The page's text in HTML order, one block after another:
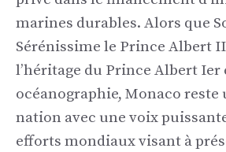
marines durables. Alors que
Sérénissime le Prince Albert
l’héritage du Prince Albert Ier
océanographie, Monaco reste
nation avec une voix
efforts mondiaux visant à